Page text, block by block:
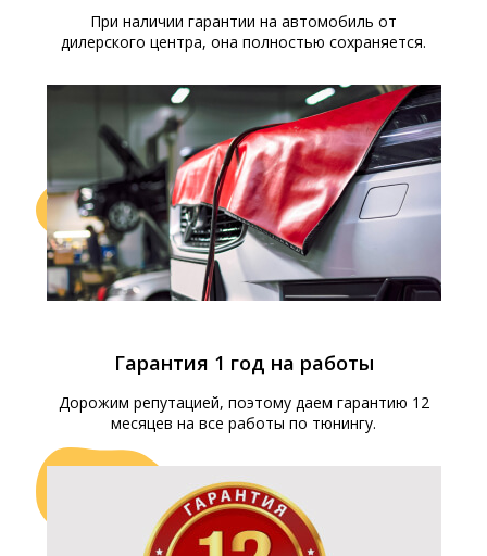
При наличии гарантии на автомобиль от
дилерского центра, она полностью сохраняется.
Гарантия 1 год на работы
Дорожим репутацией, поэтому даем гарантию 12
месяцев на все работы по тюнингу.